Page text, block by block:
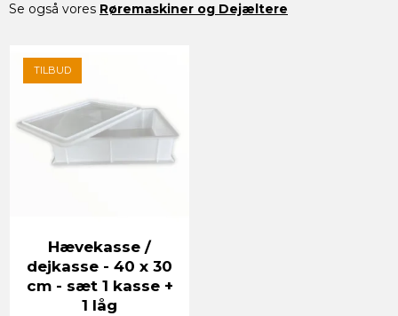
Se også vores Røremaskiner og Dejæltere
TILBUD
Hævekasse /
dejkasse - 40 x 30
cm - sæt 1 kasse +
1 låg